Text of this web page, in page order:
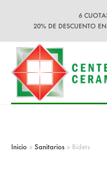
6
20% DE DESCUENTO
Inicio »Sanitarios » Bidets